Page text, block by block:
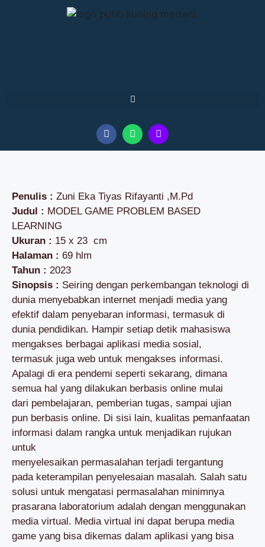
Penulis : Zuni Eka Tiyas Rifayanti ,M.Pd
Judul : MODEL GAME PROBLEM BASED
LEARNING
Ukuran : 15 x 23 cm
Halaman : 69 hlm
Tahun : 2023
Sinopsis : Seiring dengan perkembangan teknologi di
dunia menyebabkan internet menjadi media yang
efektif dalam penyebaran informasi, termasuk di
dunia pendidikan. Hampir setiap detik mahasiswa
mengakses berbagai aplikasi media sosial,
termasuk juga web untuk mengakses informasi.
Apalagi di era pendemi seperti sekarang, dimana
semua hal yang dilakukan berbasis online mulai
dari pembelajaran, pemberian tugas, sampai ujian
pun berbasis online. Di sisi lain, kualitas pemanfaatan
informasi dalam rangka untuk menjadikan rujukan
untuk
menyelesaikan permasalahan terjadi tergantung
pada keterampilan penyelesaian masalah. Salah satu
solusi untuk mengatasi permasalahan minimnya
prasarana laboratorium adalah dengan menggunakan
media virtual. Media virtual ini dapat berupa media
game yang bisa dikemas dalam aplikasi yang bisa